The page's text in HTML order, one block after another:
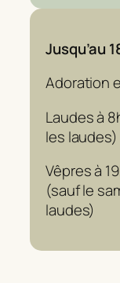
Jusqu’au
Adoration
Laudes à
les laudes)
Vêpres à
(sauf le
laudes)